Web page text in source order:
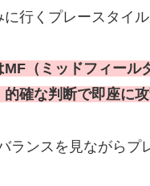
行くプレースタイル
（ミッドフィー
確な判断で即座に
ランスを見ながら